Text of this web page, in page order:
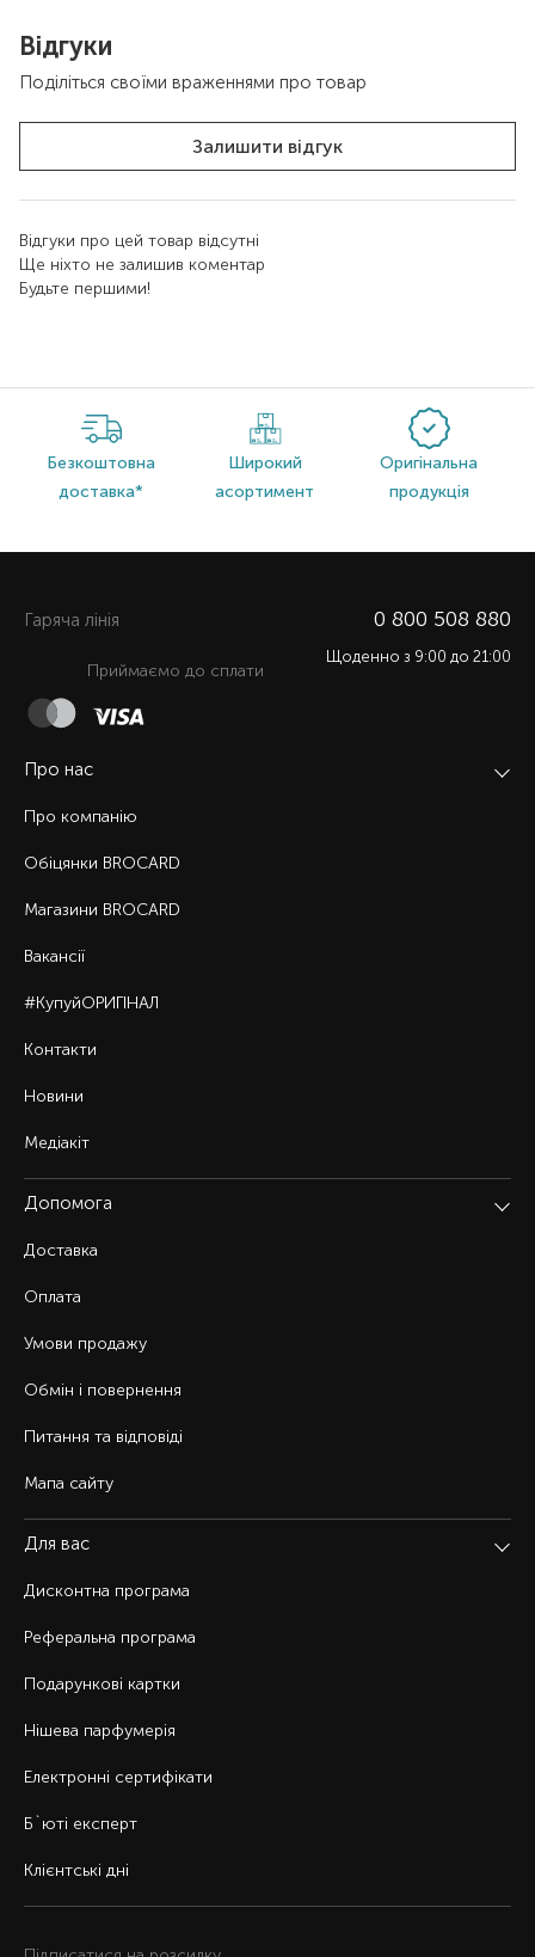
Відгуки
Поділіться своїми враженнями про товар
Залишити відгук
Відгуки про цей товар відсутні
Ще ніхто не залишив коментар
Будьте першими!
Безкоштовна
доставка*
Широкий
асортимент
Оригінальна
продукція
Про нас
Про компанію
Обіцянки BROCARD
Магазини BROCARD
Вакансії
#КупуйОРИГІНАЛ
Контакти
Новини
Медіакіт
Допомога
Доставка
Оплата
Умови продажу
Обмін і повернення
Питання та відповіді
Мапа сайту
Для вас
Дисконтна програма
Реферальна програма
Подарункові картки
Нішева парфумерія
Електронні сертифікати
Б`юті експерт
Клієнтські дні
Гаряча лiнiя 0 800 508 880
Щоденно з 9:00 до 21:00
Приймаємо до сплати